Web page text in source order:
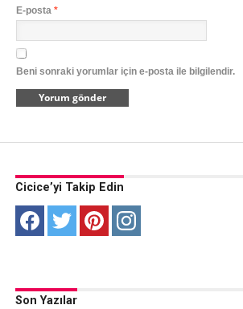
E-posta *
Beni sonraki yorumlar için e-posta ile bilgilendir.
Cicice’yi Takip Edin
Son Yazılar